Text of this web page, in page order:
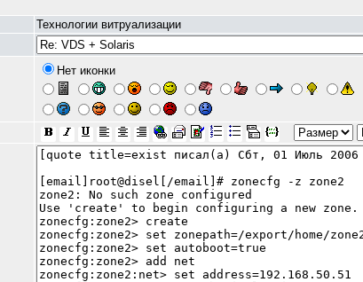
Технологии витруализации
Нет иконки